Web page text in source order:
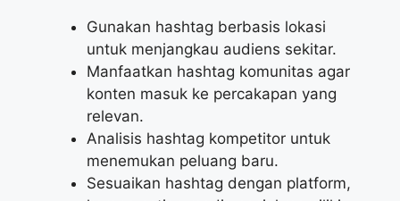
Gunakan hashtag berbasis lokasi
untuk menjangkau audiens sekitar.
Manfaatkan hashtag komunitas agar
konten masuk ke percakapan yang
relevan.
Analisis hashtag kompetitor untuk
menemukan peluang baru.
Sesuaikan hashtag dengan platform,